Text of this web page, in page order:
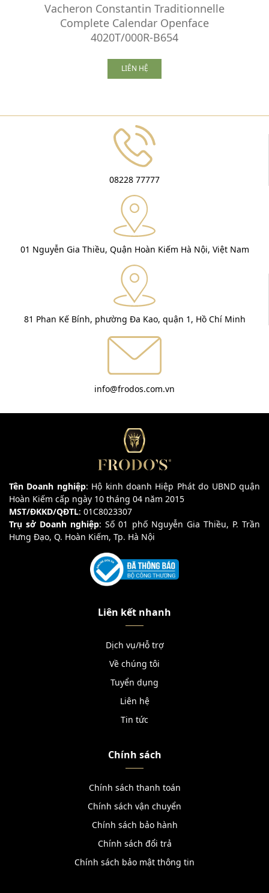
Vacheron Constantin Traditionnelle
Complete Calendar Openface
4020T/000R-B654
LIÊN HỆ
08228 77777
01 Nguyễn Gia Thiều, Quận Hoàn Kiếm Hà Nội, Việt Nam
81 Phan Kế Bính, phường Đa Kao, quận 1, Hồ Chí Minh
info@frodos.com.vn
Tên Doanh nghiệp: Hộ kinh doanh Hiệp Phát do UBND quận
Hoàn Kiếm cấp ngày 10 tháng 04 năm 2015
MST/ĐKKD/QĐTL: 01C8023307
Trụ sở Doanh nghiệp: Số 01 phố Nguyễn Gia Thiều, P. Trần
Hưng Đạo, Q. Hoàn Kiếm, Tp. Hà Nội
Liên kết nhanh
Dịch vụ/Hỗ trợ
Về chúng tôi
Tuyển dụng
Liên hệ
Tin tức
Chính sách
Chính sách thanh toán
Chính sách vận chuyển
Chính sách bảo hành
Chính sách đổi trả
Chính sách bảo mật thông tin